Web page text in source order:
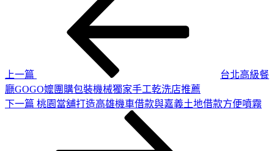
上一篇
台北高級餐
廳GOGO嬤團購包裝機械獨家手工乾洗店推薦
下
下一篇 桃園當舖打造高雄機車借款與嘉義土地借款方便噴霧